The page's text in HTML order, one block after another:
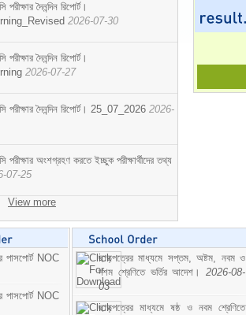
দৈনন্দিন রিপোর্ট।
2026-07-30
দৈনন্দিন রিপোর্ট।
2026-07-27
দৈনন্দিন রিপোর্ট। 25_07_2026 2026-
অংশগ্রহণ করতে ইচ্ছুক পরীক্ষার্থীদের তথ্য
07-25
View more
পাসপোর্ট NOC
পাসপোর্ট NOC
ছাড়পত্রের মাধ্যমে সপ্তম, অষ্টম, নবম ও
দশম শ্রেণিতে ভর্তির আদেশ। 2026-08-
03
ছাড়পত্রের মাধ্যমে ষষ্ঠ ও নবম শ্রেণিতে